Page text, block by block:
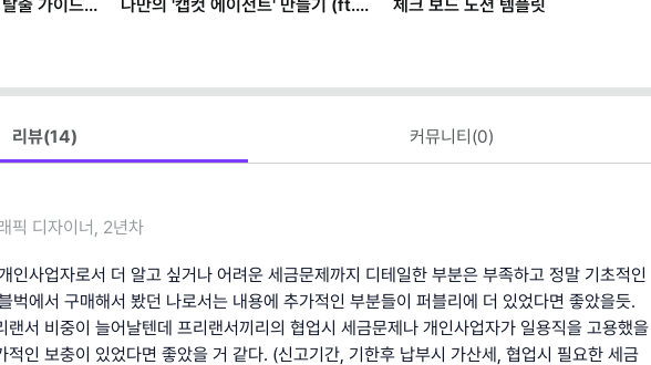
출 가이드
나만의 '캡컷 에이전트' 만들기 (ft.
체크 보드 노션 템플릿
리뷰(14) 커뮤니티(0)
픽 디자이너, 2년차
인사업자로서 더 알고 싶거나 어려운 세금문제까지 디테일한 부분은 부족하고 정말 기초적인
벅에서 구매해서 봤던 나로서는 내용에 추가적인 부분들이 퍼블리에 더 있었다면 좋았을듯.
랜서 비중이 늘어날텐데 프리랜서끼리의 협업시 세금문제나 개인사업자가 일용직을 고용했을
적인 보충이 있었다면 좋았을 거 같다. (신고기간, 기한후 납부시 가산세, 협업시 필요한 세금